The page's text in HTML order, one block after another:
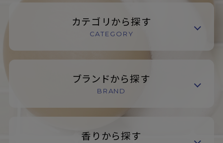
カテゴリから探す
CATEGORY
ブランドから探す
BRAND
香りから探す